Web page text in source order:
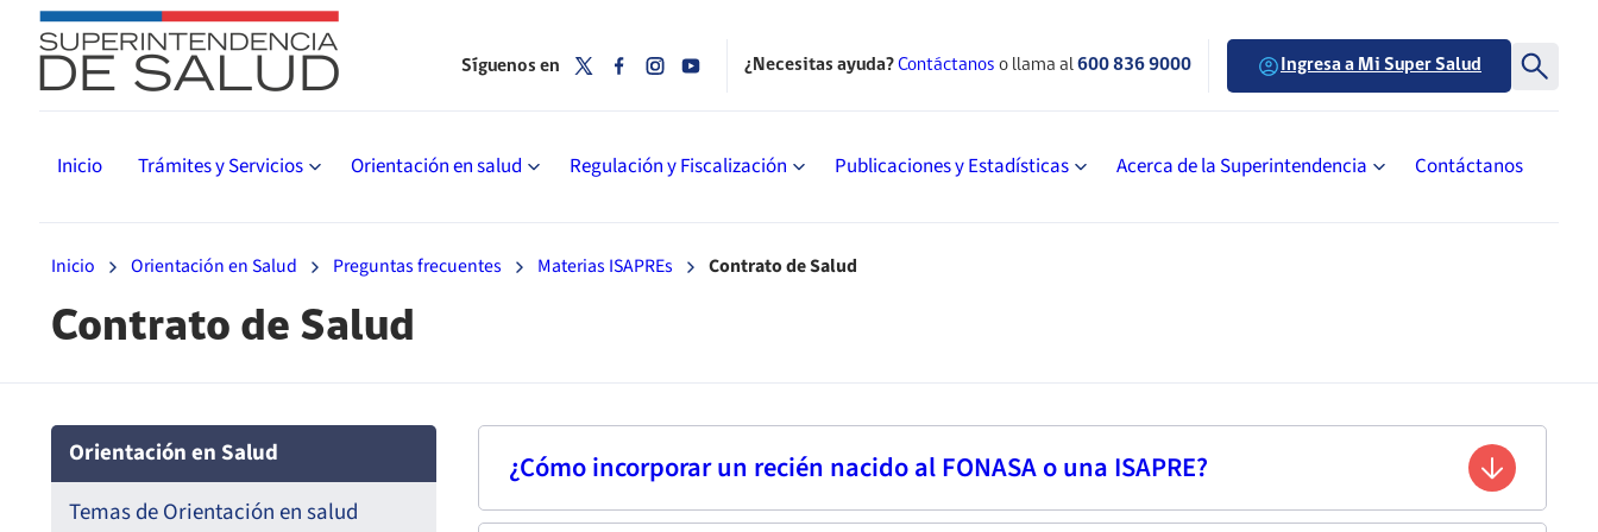
Inicio Trámites y Servicios Orientación en salud Regulación y Fiscalización Publicaciones y Estadísticas Acerca de la Superintendencia Contáctanos
Síguenos en ¿Necesitas ayuda?Contáctanos o llama al600 836 9000 Ingresa a Mi Super Salud
Inicio Orientación en Salud Preguntas frecuentes Materias ISAPREs Contrato de Salud
Contrato de Salud
Orientación en Salud
Temas de Orientación en salud
¿Cómo incorporar un recién nacido al FONASA o una ISAPRE?